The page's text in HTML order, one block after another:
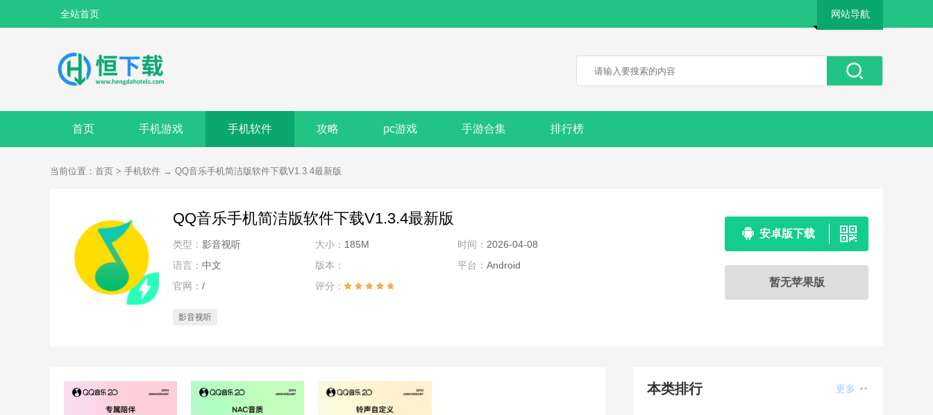
全站首页 网站导航
首页 手机游戏 手机软件 攻略 pc游戏 手游合集 排行榜
当前位置： 首页 > 手机软件 → QQ音乐手机简洁版软件下载V1.3.4最新版
QQ音乐手机简洁版软件下载V1.3.4最新版
类型： 影音视听 大小： 185M 时间： 2026-04-08
语言： 中文 版本： 平台： Android
官网： / 评分：
影音视听
安卓版下载
暂无苹果版
本类排行 更多